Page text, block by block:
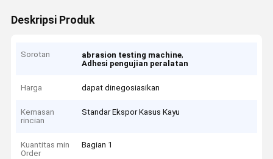
Deskripsi Produk
Sorotan abrasion testing machine,
Adhesi pengujian peralatan
Harga dapat dinegosiasikan
Kemasan
rincian
Standar Ekspor Kasus Kayu
Kuantitas min
Order
Bagian 1